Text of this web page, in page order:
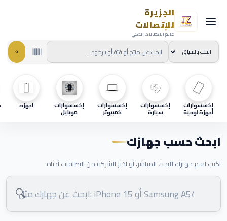
الجزيرة
للإتصالات
عالم الاتصالات الذكي
إكسسوارات
أجهزة لوحية
إكسسوارات
سيارة
إكسسوارات
كمبيوتر
إكسسوارات
موبايل
اجهزه
ابحث حسب جهازك
اكتب اسم جهازك للبحث المباشر، أو اختر الشركة من البطاقات أدناه
🔍